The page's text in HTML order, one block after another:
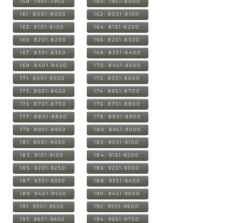
159: 7901-7950 160: 7951-8000
161: 8001-8050 162: 8051-8100
163: 8101-8150 164: 8151-8200
165: 8201-8250 166: 8251-8300
167: 8301-8350 168: 8351-8400
169: 8401-8450 170: 8451-8500
171: 8501-8550 172: 8551-8600
173: 8601-8650 174: 8651-8700
175: 8701-8750 176: 8751-8800
177: 8801-8850 178: 8851-8900
179: 8901-8950 180: 8951-9000
181: 9001-9050 182: 9051-9100
183: 9101-9150 184: 9151-9200
185: 9201-9250 186: 9251-9300
187: 9301-9350 188: 9351-9400
189: 9401-9450 190: 9451-9500
191: 9501-9550 192: 9551-9600
193: 9601-9650 194: 9651-9700